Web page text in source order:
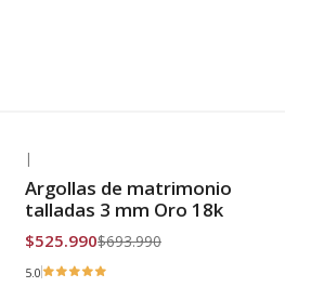
Envío Gratis
|
Argollas de matrimonio
talladas 3 mm Oro 18k
$525.990$693.990
5.0